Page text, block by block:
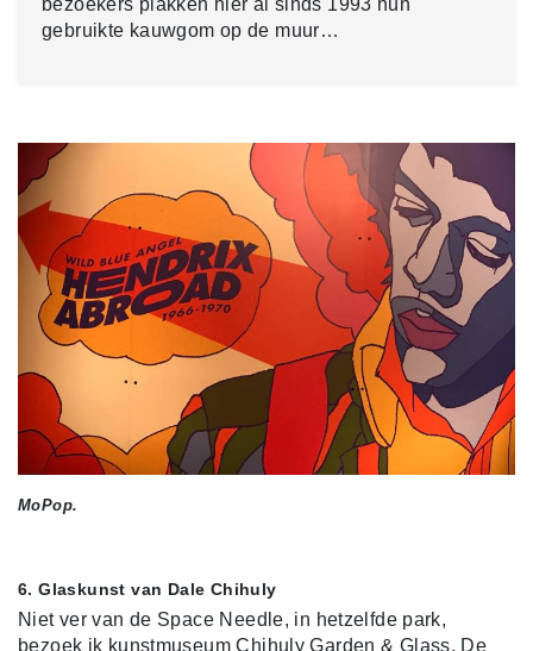
gebruikte kauwgom op de muur…
MoPop.
6. Glaskunst van Dale Chihuly
Niet ver van de Space Needle, in hetzelfde park,
bezoek ik kunstmuseum Chihuly Garden & Glass. De